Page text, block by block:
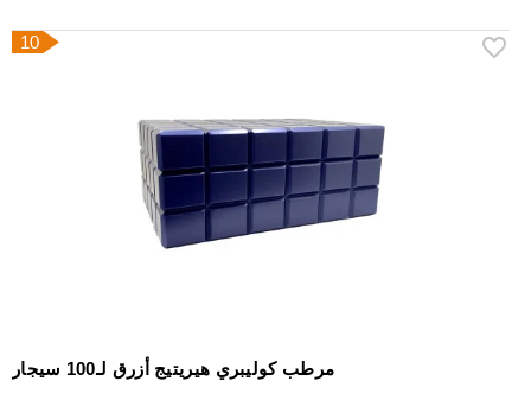
10
مرطب كوليبري هيريتيج أزرق لـ100 سيجار